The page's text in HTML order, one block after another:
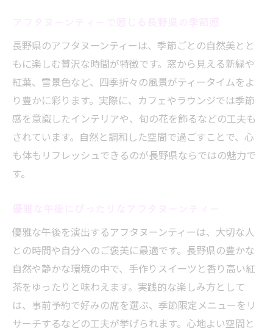
長野県のアフタヌーンティーは、季節ごとの自然美とと
もに楽しむ贅沢な時間が特徴です。窓から見える新緑や
紅葉、雪景色など、四季折々の風景がティータイムをよ
り豊かに彩ります。実際に、カフェやラウンジでは季節
感を意識したインテリアや、旬の花を飾るなどの工夫も
されています。自然と調和した空間で過ごすことで、心
も体もリフレッシュできるのが長野県ならではの魅力で
す。
優雅な午後を演出するアフタヌーンティーは、大切な人
との時間や自分へのご褒美に最適です。長野県の豊かな
自然や静かな環境の中で、手作りスイーツと香り高い紅
茶をゆったりと味わえます。実践的な楽しみ方として
は、事前予約で好みの席を選ぶ、季節限定メニューをリ
サーチするなどの工夫が挙げられます。心地よい空間と